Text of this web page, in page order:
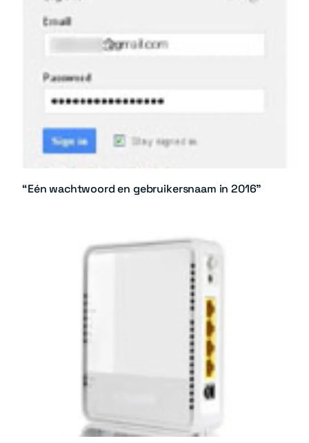
“Eén wachtwoord en gebruikersnaam in 2016”